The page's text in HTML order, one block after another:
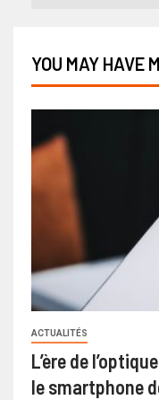
YOU MAY HAVE
ACTUALITÉS
L’ère de
le smartphone